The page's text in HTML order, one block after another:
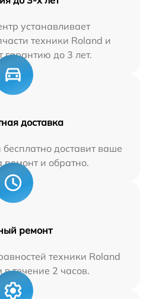
устанавливает
техники Roland и
гарантию до 3 лет.
доставка
доставит ваше
ремонт и обратно.
ремонт
техники Roland
течение 2 часов.